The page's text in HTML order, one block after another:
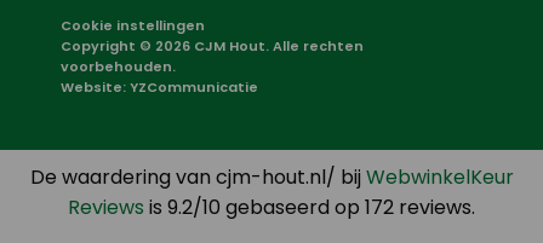
Cookie instellingen
Copyright © 2026 CJM Hout. Alle rechten
voorbehouden.
Website:YZCommunicatie
De waardering van cjm-hout.nl/ bij WebwinkelKeur
Reviews is 9.2/10 gebaseerd op 172 reviews.